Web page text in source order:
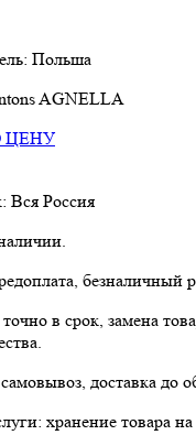
Польша
AGNELLA
ЦЕНУ
Вся Россия
безналичный
в срок, замена
самовывоз, доставка до
хранение товара